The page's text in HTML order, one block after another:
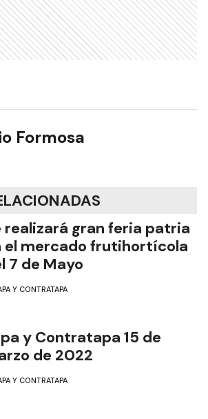
Formosa
realizará gran feria patria
el mercado frutihortícola
7 de Mayo
Y CONTRATAPA
y Contratapa 15 de
de 2022
Y CONTRATAPA